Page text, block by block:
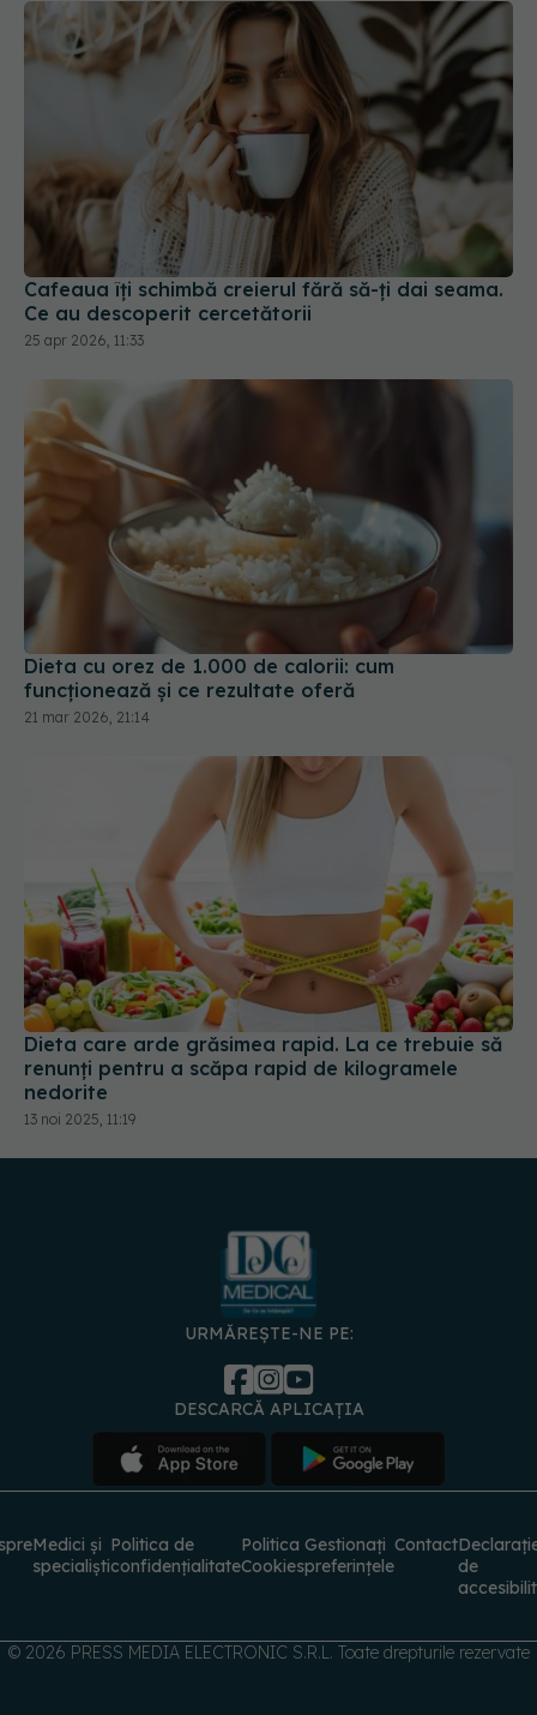
Cafeaua îți schimbă creierul fără să-ți dai seama.
Ce au descoperit cercetătorii
25 apr 2026, 11:33
Dieta cu orez de 1.000 de calorii: cum
funcționează și ce rezultate oferă
21 mar 2026, 21:14
Dieta care arde grăsimea rapid. La ce trebuie să
renunți pentru a scăpa rapid de kilogramele
nedorite
13 noi 2025, 11:19
URMĂREȘTE-NE PE:
Medici și Politica de
Politica Gestionați Contact
© 2026 PRESS MEDIA ELECTRONIC S.R.L. Toate drepturile rezervate